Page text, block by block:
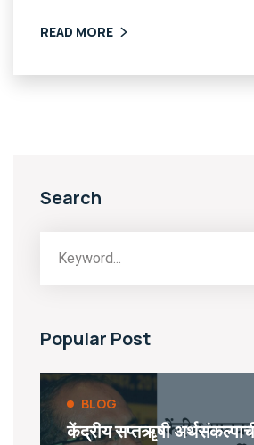
READ MORE
Search
Popular Post
BLOG
केंद्रीय सप्तॠषी अर्थसंकल्पाची